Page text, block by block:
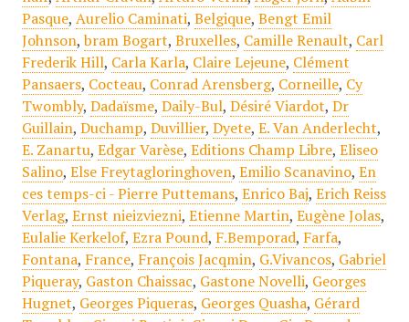
Pasque, Aurelio Caminati, Belgique, Bengt Emil
Johnson,bram Bogart, Bruxelles, Camille Renault, Carl
Frederik Hill, Carla Karla, Claire Lejeune, Clément
Pansaers, Cocteau, Conrad Arensberg, Corneille, Cy
Twombly, Dadaïsme, Daily-Bul, Désiré Viardot, Dr
Guillain, Duchamp, Duvillier, Dyete, E. Van Anderlecht,
E. Zanartu, Edgar Varèse, Editions Champ Libre, Eliseo
Salino, Else Freytagloringhoven, Emilio Scanavino, En
ces temps-ci - Pierre Puttemans, Enrico Baj, Erich Reiss
Verlag, Ernst nieizviezni, Etienne Martin, Eugène Jolas,
Eulalie Kerkelof, Ezra Pound, F.Bemporad, Farfa,
Fontana, France, François Jacqmin, G.Vivancos, Gabriel
Piqueray, Gaston Chaissac, Gastone Novelli, Georges
Hugnet, Georges Piqueras, Georges Quasha, Gérard